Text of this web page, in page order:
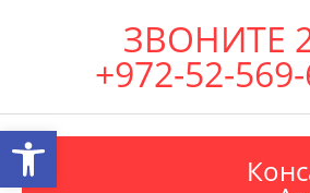
ЗВОНИТЕ
+972-52-
Открыть панель инструментов